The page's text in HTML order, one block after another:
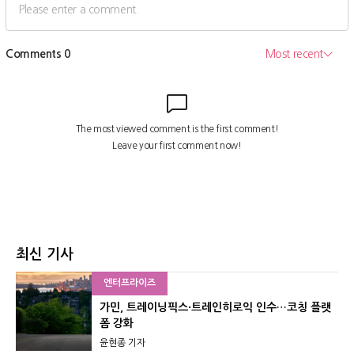
최신 기사
엔터프라이즈
가민, 트레이닝픽스·트레인히로익 인수…코칭 플랫
폼 강화
윤현종 기자